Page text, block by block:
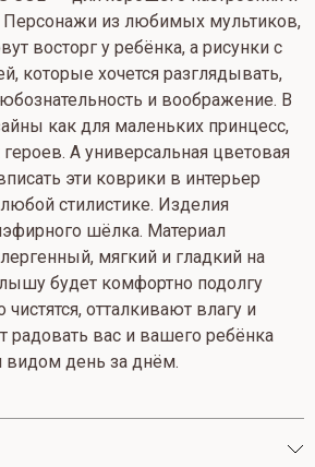
Персонажи из любимых мультиков,
восторг у ребёнка, а рисунки с
которые хочется разглядывать,
и воображение. В
как для маленьких принцесс,
А универсальная цветовая
эти коврики в интерьер
стилистике. Изделия
шёлка. Материал
мягкий и гладкий на
будет комфортно подолгу
отталкивают влагу и
радовать вас и вашего ребёнка
день за днём.